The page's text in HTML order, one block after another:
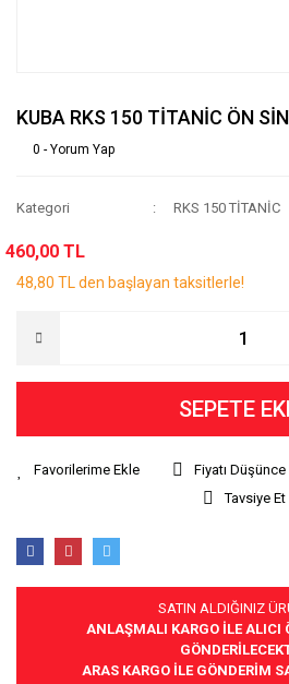
KUBA RKS 150 TİTANİC ÖN
0 - Yorum Yap
Kategori RKS 150 TİTANİC
460,00 TL
48,80 TL den başlayan taksitlerle!
SEPETE
Fiyatı
Tavsiye Et
SATIN ALDIĞINIZ
ANLAŞMALI KARGO İLE ALICI
ARAS KARGO İLE GÖNDERİM